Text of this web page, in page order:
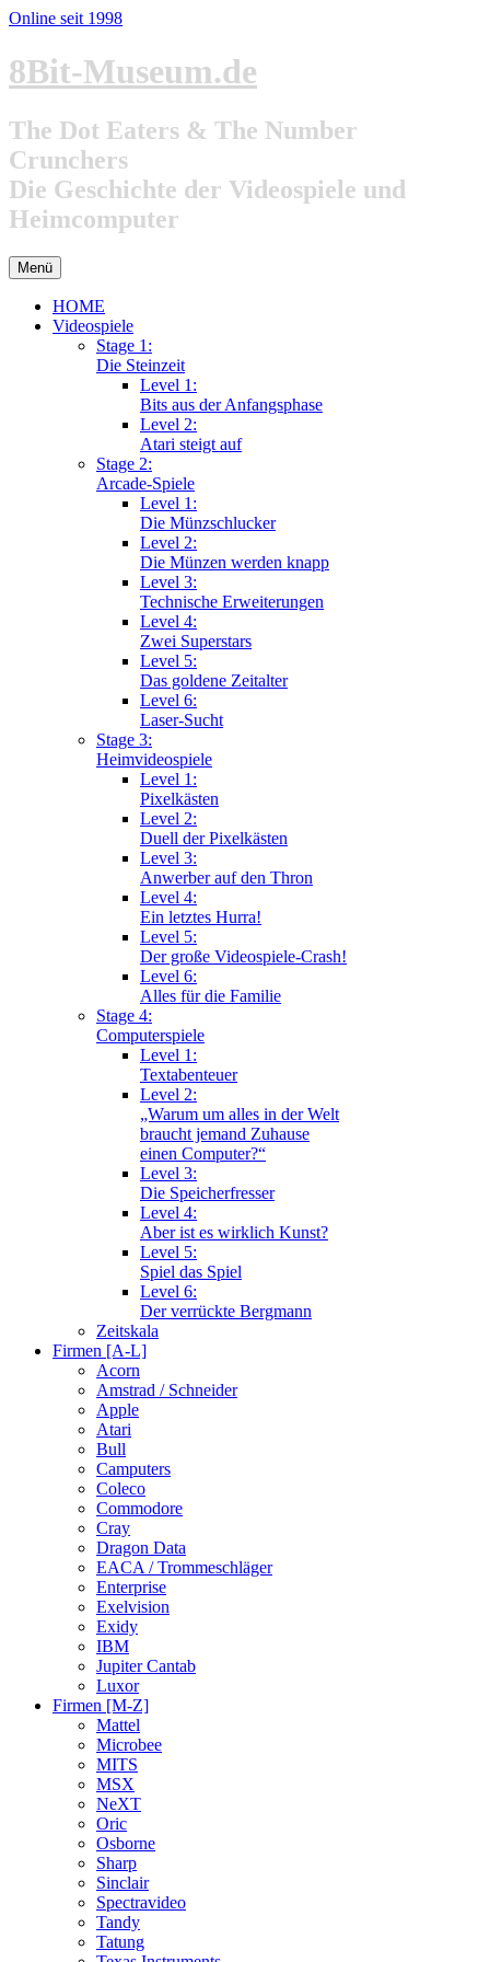
Online seit 1998
Zum
Inhalt
8Bit-Museum.de
The Dot Eaters & The Number
Crunchers
Die Geschichte der Videospiele und
Heimcomputer
Menü
HOME
Videospiele
Stage 1:
Die Steinzeit
Level 1:
Bits aus der Anfangsphase
Level 2:
Atari steigt auf
Stage 2:
Arcade-Spiele
Level 1:
Die Münzschlucker
Level 2:
Die Münzen werden knapp
Level 3:
Technische Erweiterungen
Level 4:
Zwei Superstars
Level 5:
Das goldene Zeitalter
Level 6:
Laser-Sucht
Stage 3:
Heimvideospiele
Level 1:
Pixelkästen
Level 2:
Duell der Pixelkästen
Level 3:
Anwerber auf den Thron
Level 4:
Ein letztes Hurra!
Level 5:
Der große Videospiele-Crash!
Level 6:
Alles für die Familie
Stage 4:
Computerspiele
Level 1:
Textabenteuer
Level 2:
„Warum um alles in der Welt
braucht jemand Zuhause
einen Computer?“
Level 3:
Die Speicherfresser
Level 4:
Aber ist es wirklich Kunst?
Level 5:
Spiel das Spiel
Level 6:
Der verrückte Bergmann
Zeitskala
Firmen [A-L]
Acorn
Amstrad / Schneider
Apple
Atari
Bull
Camputers
Coleco
Commodore
Cray
Dragon Data
EACA / Trommeschläger
Enterprise
Exelvision
Exidy
IBM
Jupiter Cantab
Luxor
Firmen [M-Z]
Mattel
Microbee
MITS
MSX
NeXT
Oric
Osborne
Sharp
Sinclair
Spectravideo
Tandy
Tatung